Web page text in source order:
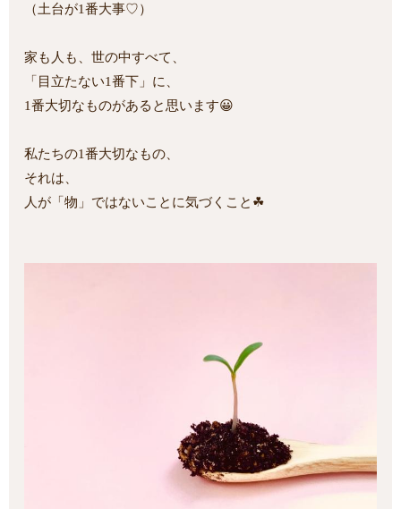
（土台が1番大事♡）
家も人も、世の中すべて、
「目立たない1番下」に、
1番大切なものがあると思います😀
私たちの1番大切なもの、
それは、
人が「物」ではないことに気づくこと☘